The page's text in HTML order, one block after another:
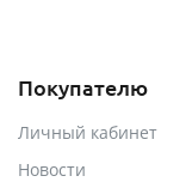
Покупателю
Личный кабинет
Новости